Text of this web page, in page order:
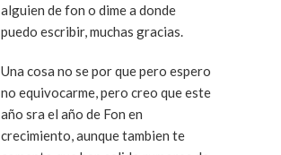
alguien de fon o dime a donde
puedo escribir, muchas gracias.
Una cosa no se por que pero espero
no equivocarme, pero creo que este
año sra el año de Fon en
crecimiento, aunque tambien te